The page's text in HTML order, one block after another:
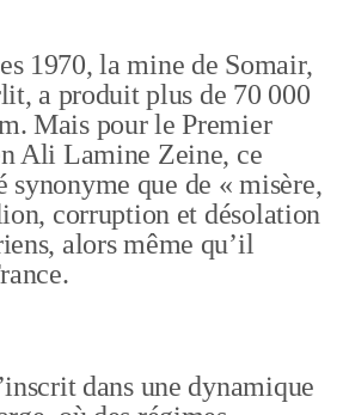
1970, la mine de Somair,
a produit plus de 70 000
Mais pour le Premier
Ali Lamine Zeine, ce
synonyme que de « misère,
corruption et désolation
alors même qu’il
dans une dynamique